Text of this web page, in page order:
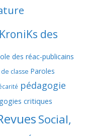
KroniKs des
des réac-publicains
classe Paroles
pédagogie
critiques
Social,